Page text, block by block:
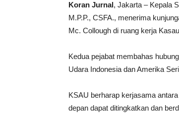
Koran Jurnal, Jakarta – Kepala
M.P.P., CSFA., menerima
Mc. Collough di ruang kerja
Kedua pejabat membahas
Udara Indonesia dan Amerika
KSAU berharap kerjasama
depan dapat ditingkatkan dan